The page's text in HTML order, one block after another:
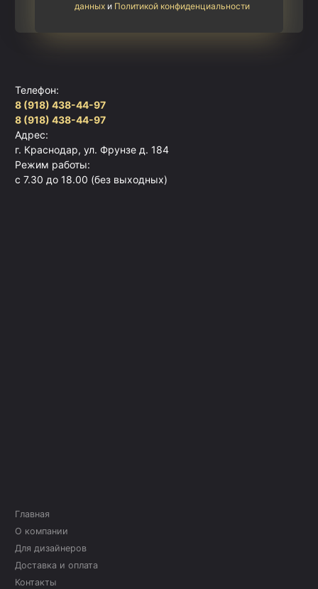
данных и Политикой конфиденциальности
Телефон:
8 (918) 438-44-97
8 (918) 438-44-97
Адрес:
г. Краснодар, ул. Фрунзе д. 184
Режим работы:
с 7.30 до 18.00 (без выходных)
Главная
О компании
Для дизайнеров
Доставка и оплата
Контакты